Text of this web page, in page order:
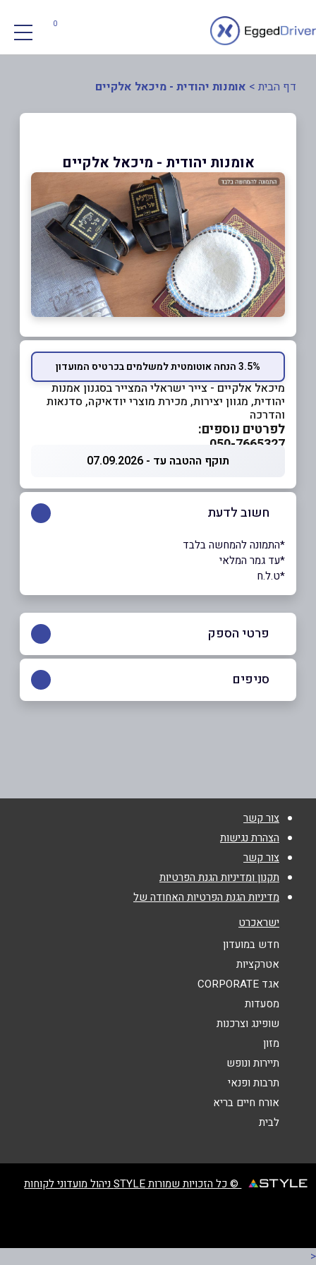
0
דף הבית > אומנות יהודית - מיכאל אלקיים
אומנות יהודית - מיכאל אלקיים
3.5% הנחה אוטומטית למשלמים בכרטיס המועדון
מיכאל אלקיים - צייר ישראלי המצייר בסגנון אמנות
יהודית, מגוון יצירות, מכירת מוצרי יודאיקה, סדנאות
והדרכה
לפרטים נוספים:
050-7665327
תוקף ההטבה עד - 07.09.2026
חשוב לדעת
*התמונה להמחשה בלבד
*עד גמר המלאי
*ט.ל.ח
פרטי הספק
נושא*
אנא חזרו אלי בקשר ל...
סניפים
צור קשר
הצהרת נגישות
צור קשר
תקנון ומדיניות הגנת הפרטיות
מדיניות הגנת הפרטיות האחודה של
ישראכרט
חדש במועדון
אטרקציות
אגד CORPORATE
מסעדות
שופינג וצרכנות
מזון
תיירות ונופש
תרבות ופנאי
אורח חיים בריא
לבית
© כל הזכויות שמורות STYLE ניהול מועדוני לקוחות
<